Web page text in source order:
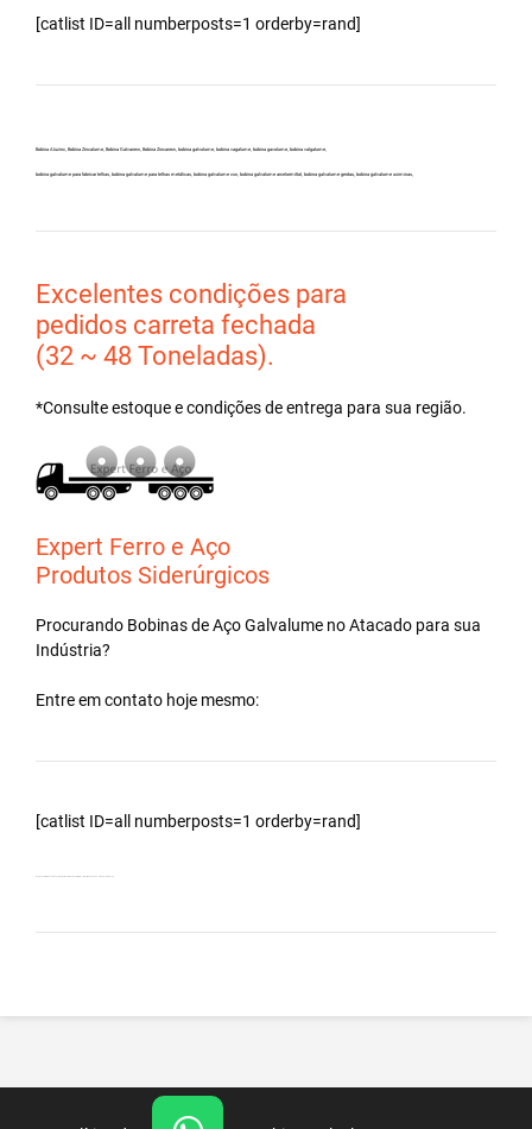
[catlist ID=all numberposts=1 orderby=rand]
Bobina Aluzinc, Bobina Zincalume, Bobina Galvanew, Bobina Zincanew, bobina galvolume, bobina vagalume, bobina gavolume, bobina valgalume,
bobina galvalume para fabricar telhas, bobina galvalume para telhas metálicas, bobina galvalume csn, bobina galvalume arcelormittal, bobina galvalume gerdau, bobina galvalume usiminas,
Excelentes condições para
pedidos carreta fechada
(32 ~ 48 Toneladas).
*Consulte estoque e condições de entrega para sua região.
Expert Ferro e Aço
Produtos Siderúrgicos
Procurando Bobinas deAço Galvalume noAtacado para sua
Indústria?
Entre em contato hoje mesmo:
[catlist ID=all numberposts=1 orderby=rand]